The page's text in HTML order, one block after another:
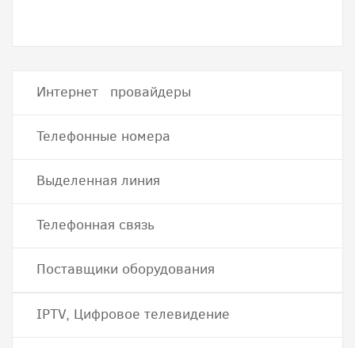
Интернет провайдеры
Телефонные номера
Выделенная линия
Телефонная связь
Поставщики оборудования
IPTV, Цифровое телевидение